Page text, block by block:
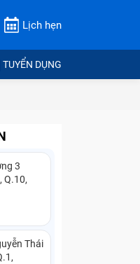
Lịch hẹn
TUYỂN DỤNG
3
Q.10,
Thái